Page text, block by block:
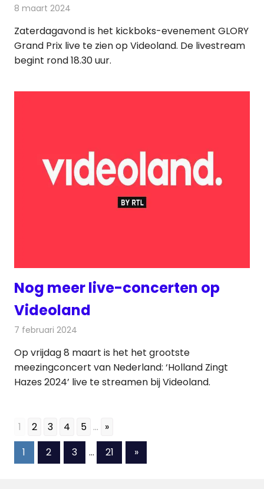
8 maart 2024
Zaterdagavond is het kickboks-evenement GLORY
Grand Prix live te zien op Videoland. De livestream
begint rond 18.30 uur.
Nog meer live-concerten op
Videoland
7 februari 2024
Op vrijdag 8 maart is het het grootste
meezingconcert van Nederland: ‘Holland Zingt
Hazes 2024’ live te streamen bij Videoland.
1 2 3 4 5 ... »
Berichten
1 2 3 … 21
Volgende
berichten
»